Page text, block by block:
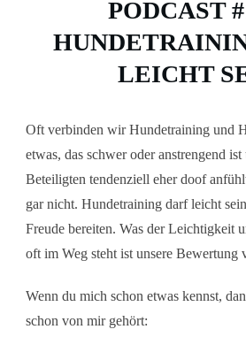
PODCAST
LEICHT
Oft verbinden wir Hundetraining und
etwas, das schwer oder anstrengend
Beteiligten tendenziell eher doof
gar nicht. Hundetraining darf leicht
Freude bereiten. Was der Leichtigkeit
oft im Weg steht ist unsere Bewertung
Wenn du mich schon etwas kennst,
schon von mir gehört: